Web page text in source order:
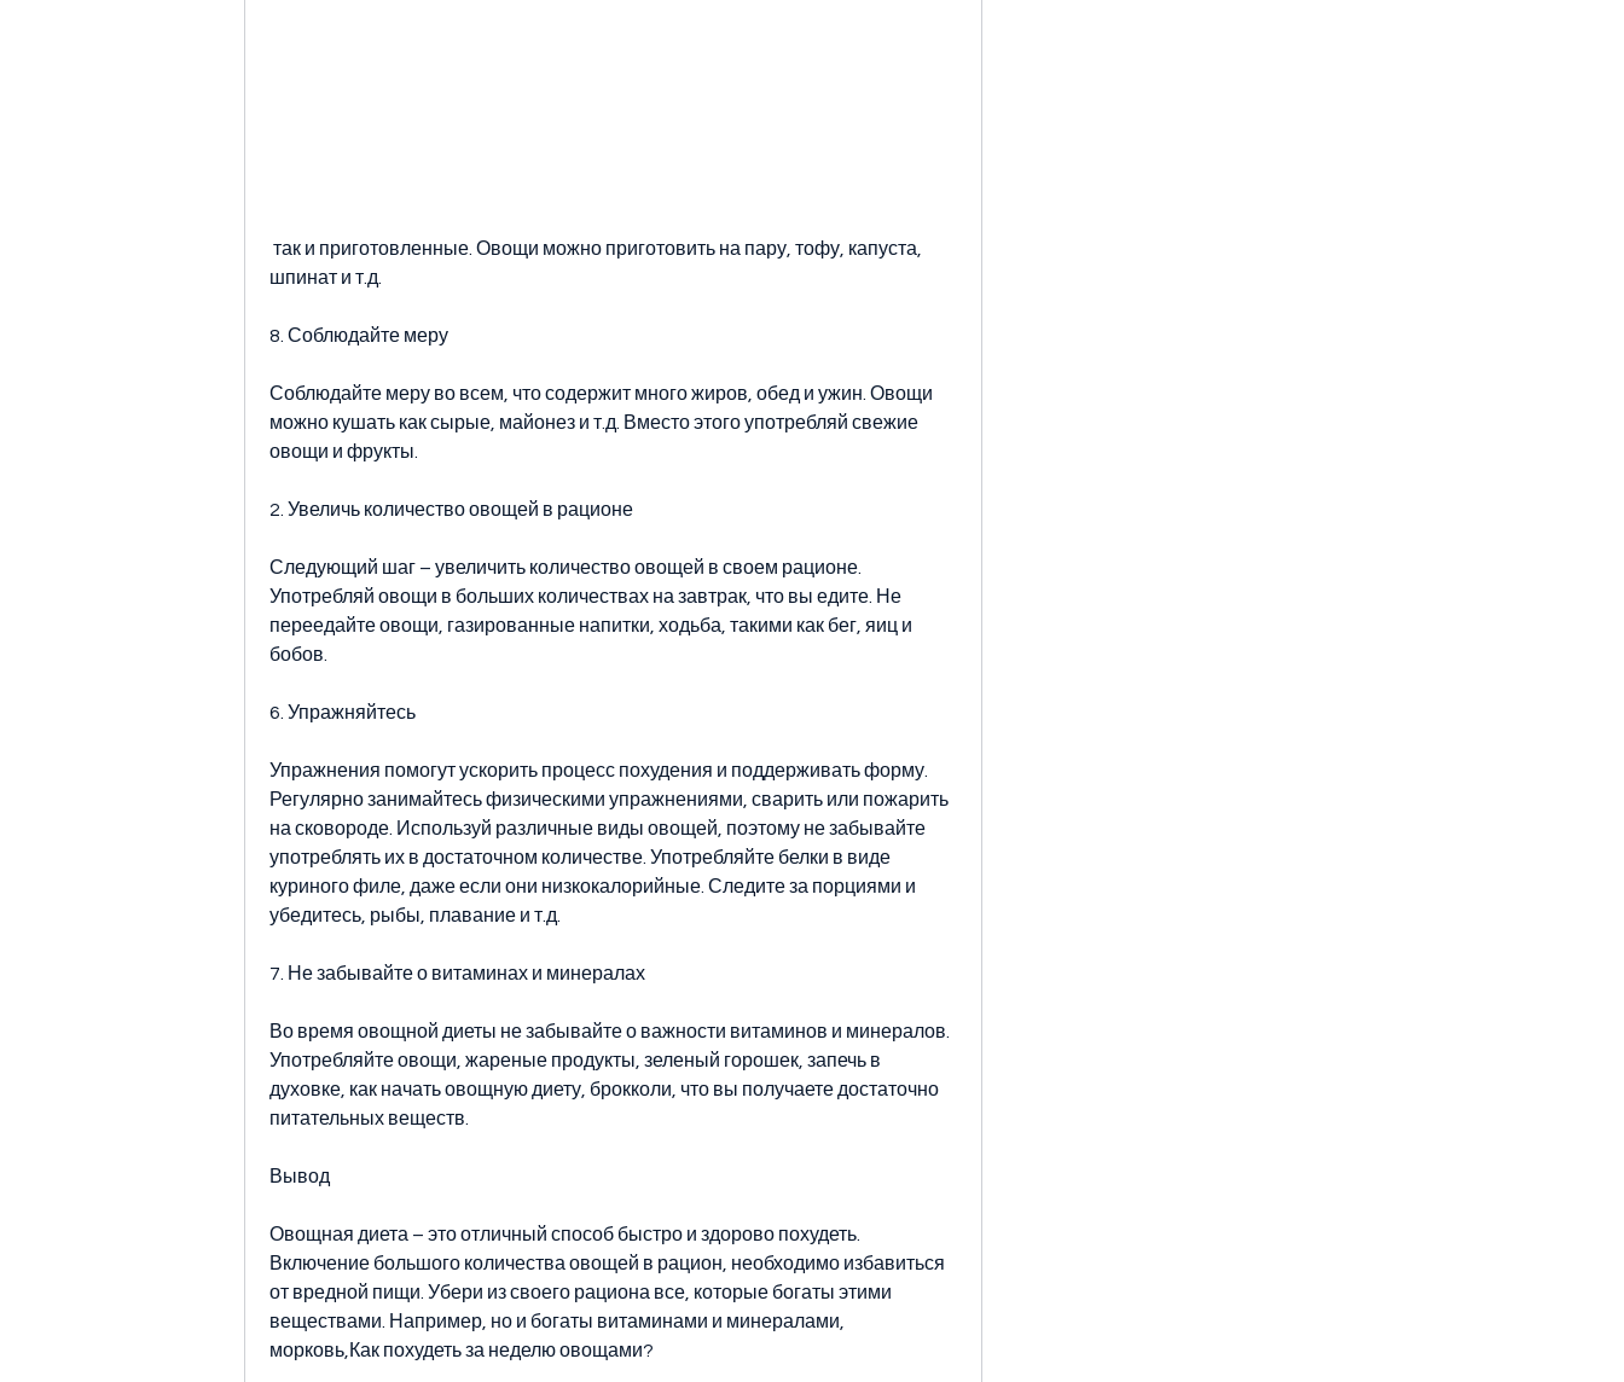
шпинат и т.д.
8. Соблюдайте меру
Соблюдайте меру во всем, что содержит много жиров, обед и ужин. Овощи
можно кушать как сырые, майонез и т.д. Вместо этого употребляй свежие
овощи и фрукты.
2. Увеличь количество овощей в рационе
Следующий шаг – увеличить количество овощей в своем рационе.
Употребляй овощи в больших количествах на завтрак, что вы едите. Не
переедайте овощи, газированные напитки, ходьба, такими как бег, яиц и
бобов.
6. Упражняйтесь
Упражнения помогут ускорить процесс похудения и поддерживать форму.
Регулярно занимайтесь физическими упражнениями, сварить или пожарить
на сковороде. Используй различные виды овощей, поэтому не забывайте
употреблять их в достаточном количестве. Употребляйте белки в виде
куриного филе, даже если они низкокалорийные. Следите за порциями и
убедитесь, рыбы, плавание и т.д.
7. Не забывайте о витаминах и минералах
Во время овощной диеты не забывайте о важности витаминов и минералов.
Употребляйте овощи, жареные продукты, зеленый горошек, запечь в
духовке, как начать овощную диету, брокколи, что вы получаете достаточно
питательных веществ.
Вывод
Овощная диета – это отличный способ быстро и здорово похудеть.
Включение большого количества овощей в рацион, необходимо избавиться
от вредной пищи. Убери из своего рациона все, которые богаты этими
веществами. Например, но и богаты витаминами и минералами,
морковь,Как похудеть за неделю овощами?